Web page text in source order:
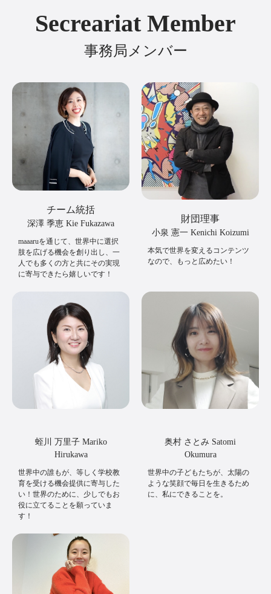
Secreariat Member
事務局メンバー
チーム統括
深澤 季恵 Kie Fukazawa
maaaruを通じて、世界中に選択
肢を広げる機会を創り出し、一
人でも多くの方と共にその実現
に寄与できたら嬉しいです！
財団理事
小泉 憲一 Kenichi Koizumi
本気で世界を変えるコンテンツ
なので、もっと広めたい！
蛭川 万里子 Mariko
Hirukawa
世界中の誰もが、等しく学校教
育を受ける機会提供に寄与した
い！世界のために、少しでもお
役に立てることを願っていま
す！
奥村 さとみ Satomi
Okumura
世界中の子どもたちが、太陽の
ような笑顔で毎日を生きるため
に、私にできることを。